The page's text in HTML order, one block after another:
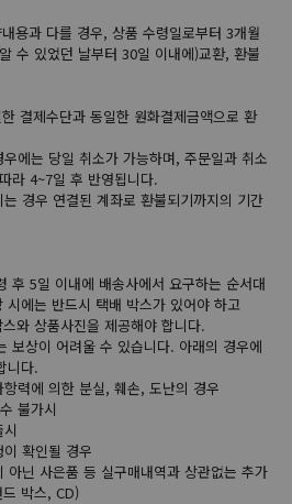
용과 다를 경우, 상품 수령일로부터 3개월
수 있었던 날부터 30일 이내에)교환, 환불
결제수단과 동일한 원화결제금액으로 환
에는 당일 취소가 가능하며, 주문일과 취소
라 4~7일 후 반영됩니다.
경우 연결된 계좌로 환불되기까지의 기간
후 5일 이내에 배송사에서 요구하는 순서대
에는 반드시 택배 박스가 있어야 하고
와 상품사진을 제공해야 합니다.
보상이 어려울 수 있습니다. 아래의 경우에
니다.
력에 의한 분실, 훼손, 도난의 경우
불가시
확인될 경우
닌 사은품 등 실구매내역과 상관없는 추가
박스, CD)